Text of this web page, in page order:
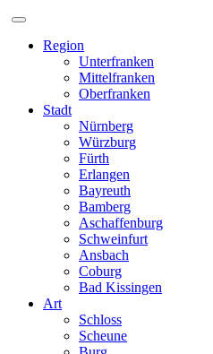
Zum
Region
Unterfranken
Mittelfranken
Oberfranken
Stadt
Nürnberg
Würzburg
Fürth
Erlangen
Bayreuth
Bamberg
Aschaffenburg
Schweinfurt
Ansbach
Coburg
Bad Kissingen
Art
Schloss
Scheune